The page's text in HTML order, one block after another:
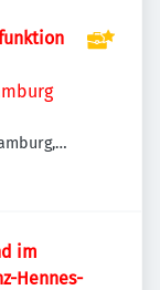
im
Hennes-